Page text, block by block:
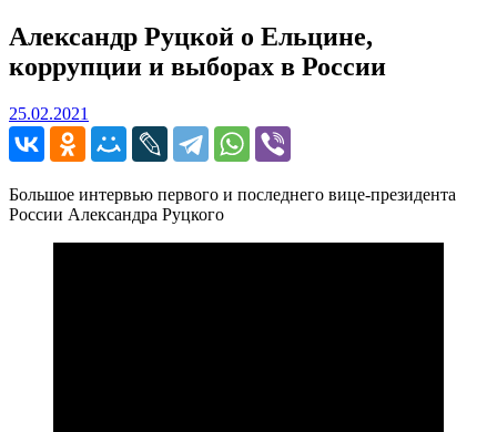
Александр Руцкой о Ельцине,
коррупции и выборах в России
25.02.2021
Большое интервью первого и последнего вице-президента
России Александра Руцкого